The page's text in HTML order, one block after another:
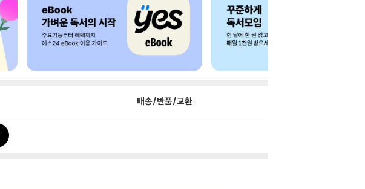
배송/반품/교환